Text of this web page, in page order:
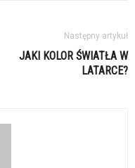
Następny artykuł
JAKI KOLOR ŚWIATŁA W
LATARCE?